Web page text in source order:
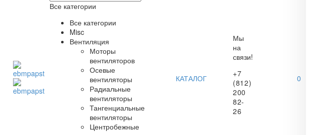
Все категории
Все категории
Misc
Вентиляция
Моторы
вентиляторов
Осевые
вентиляторы
Радиальные
вентиляторы
Тангенциальные
вентиляторы
Центробежные
КАТАЛОГ
Мы
на
связи!
+7
(812)
200
82-
26
0